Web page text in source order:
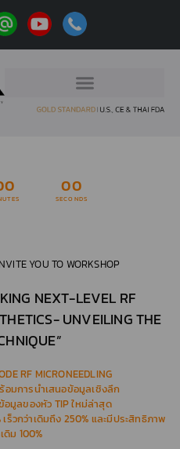
00
SECONDS
YOU TO WORKSHOP
NEXT-LEVEL RF
UNVEILING THE
RF MICRONEEDLING
มการนำเสนอข้อมูลเชิงลึก
อมูลของหัว TIP ใหม่ล่าสุด
วกว่าเดิมถึง 250% และมีประสิทธิภาพ
ดิม 100%